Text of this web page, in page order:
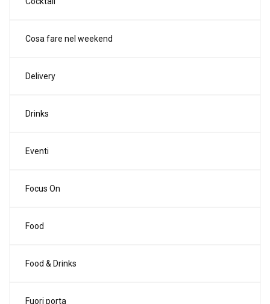
Cosa fare nel weekend
Delivery
Drinks
Eventi
Focus On
Food
Food & Drinks
Fuori porta